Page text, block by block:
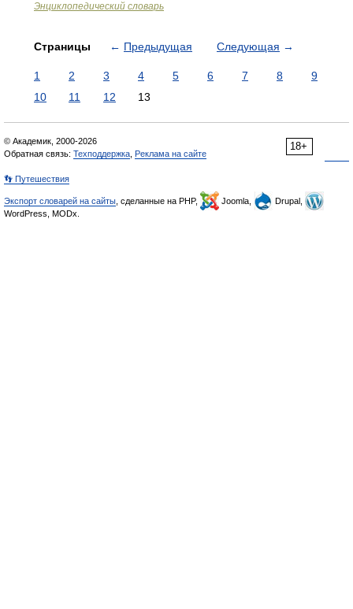
Энциклопедический словарь
Страницы ← Предыдущая Следующая →
1 2 3 4 5 6 7 8
9
10
11 12 13
18+
© Академик, 2000-2026
Обратная связь: Техподдержка Реклама на сайте
👣 Путешествия
Экспорт словарей на сайты , сделанные на PHP, Joomla,
Drupal,
WordPress, MODx.